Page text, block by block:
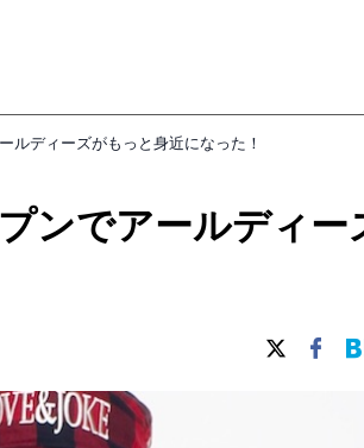
ルディーズがもっと身近になった！
ンでアールディー